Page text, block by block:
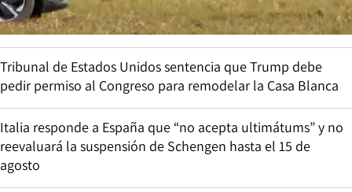
Tribunal de Estados Unidos sentencia que Trump debe
pedir permiso al Congreso para remodelar la Casa Blanca
Italia responde a España que “no acepta ultimátums” y no
reevaluará la suspensión de Schengen hasta el 15 de
agosto